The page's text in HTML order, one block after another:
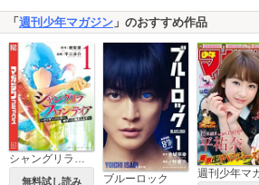
「 週刊少年マガジン 」のおすすめ作品
シャングリラ・フロンティア ～クソゲーハンター、神ゲーに挑まんとす～
無料試し読み ブルーロック